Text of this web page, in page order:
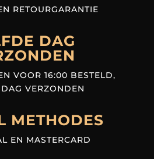
RETOURGARANTIE
DAG
VOOR 16:00 BESTELD,
VERZONDEN
METHODES
EN MASTERCARD